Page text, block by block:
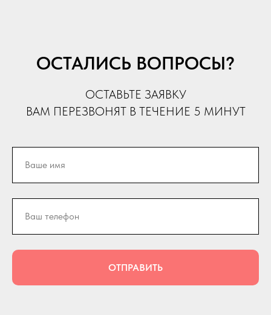
ОСТАЛИСЬ ВОПРОСЫ?
ОСТАВЬТЕ ЗАЯВКУ
ВАМ ПЕРЕЗВОНЯТ В ТЕЧЕНИЕ 5 МИНУТ
ОТПРАВИТЬ